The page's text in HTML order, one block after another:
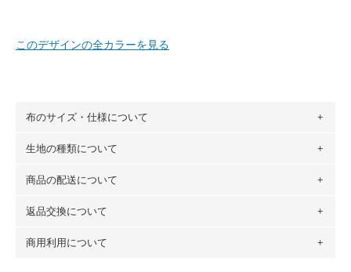
このデザインの全カラーを見る
布のサイズ・仕様について
布の長さは50cm単位での販売になります。
場合 → 購入数量「7」
生地の種類について
・現在、すべてのデザインのプリントに使用している生地は
ットン（ダブルガーゼ）・100％コットン（ローン）・コッ
トンリネン（ビエラ織）・100％コットン（ツイル）・
100％コットン（キャンバス・11号帆布）です。
商品の配送について
・ネコポスでの配送は、布は2mまで型紙は2個までとなりま
も送料の表示が600円となり宅急便での配送となります。
返品交換について
・布はご注文後に注文数量のみをプリントするため、
購入後
商用利用について